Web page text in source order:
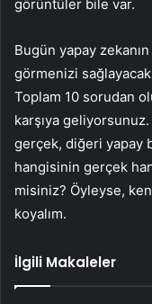
görüntüler bile var.
Bugün yapay
görmenizi
Toplam 10 sorudan
karşıya geliyorsunuz.
gerçek, diğeri yapay
hangisinin gerçek
misiniz? Öyleyse,
koyalım.
İlgili Makaleler